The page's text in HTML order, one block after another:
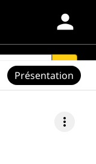
person
search
more_vert
Présentation